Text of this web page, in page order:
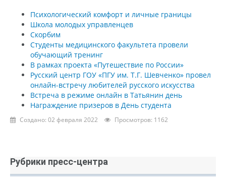
Психологический комфорт и личные границы
Школа молодых управленцев
Скорбим
Студенты медицинского факультета провели
обучающий тренинг
В рамках проекта «Путешествие по России»
Русский центр ГОУ «ПГУ им. Т.Г. Шевченко» провел
онлайн-встречу любителей русского искусства
Встреча в режиме онлайн в Татьянин день
Награждение призеров в День студента
Создано: 02 февраля 2022 Просмотров: 1162
Рубрики пресс-центра